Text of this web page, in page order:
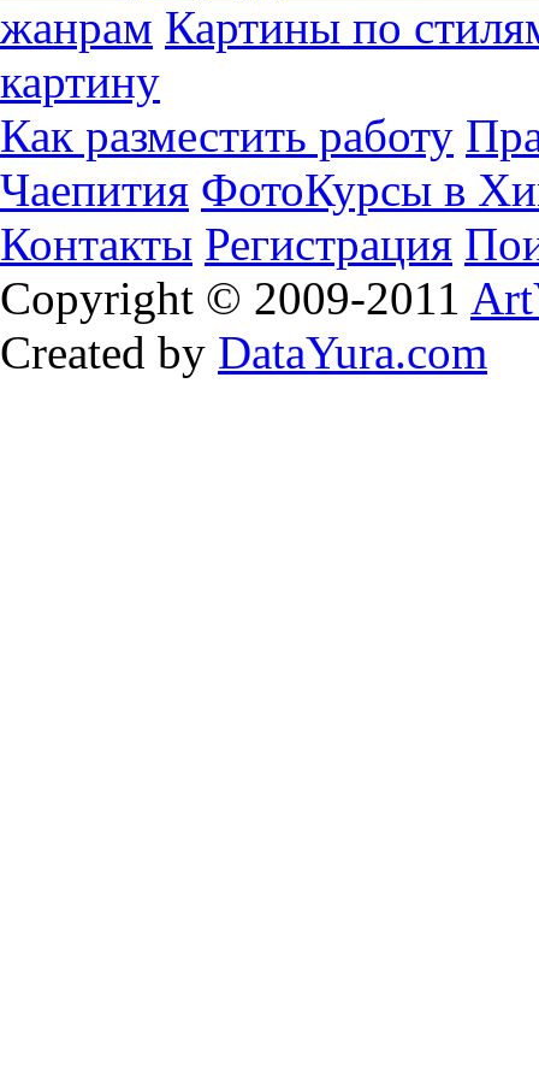
жанрам Картины по
картину
Как разместить работу
Чаепития ФотоКурсы в
Контакты Регистрация
Copyright © 2009-2011
Created by DataYura.com